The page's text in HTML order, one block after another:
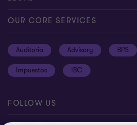
Síntesis informativa
Ética y Manual de Gestión de Calidad
Política de privacidad
Disclaimer
Preferencias de cookies
OUR CORE SERVICES
Auditoría Advisory BPS
Impuestos IBC
FOLLOW US